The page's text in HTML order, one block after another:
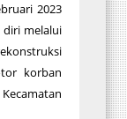
2023
diri melalui
korban